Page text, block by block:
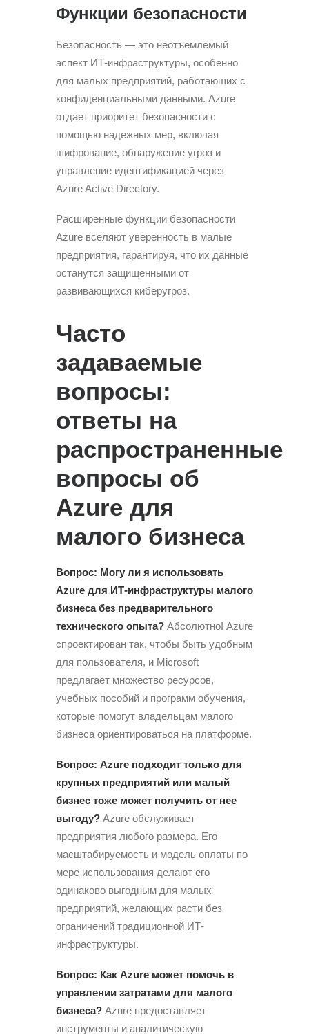
Функции безопасности
Безопасность — это неотъемлемый
аспект ИТ-инфраструктуры, особенно
для малых предприятий, работающих с
конфиденциальными данными. Azure
отдает приоритет безопасности с
помощью надежных мер, включая
шифрование, обнаружение угроз и
управление идентификацией через
Azure Active Directory.
Расширенные функции безопасности
Azure вселяют уверенность в малые
предприятия, гарантируя, что их данные
останутся защищенными от
развивающихся киберугроз.
Часто
задаваемые
вопросы:
ответы на
распространенные
вопросы об
Azure для
малого бизнеса
Вопрос: Могу ли я использовать
Azure для ИТ-инфраструктуры малого
бизнеса без предварительного
технического опыта? Абсолютно! Azure
спроектирован так, чтобы быть удобным
для пользователя, и Microsoft
предлагает множество ресурсов,
учебных пособий и программ обучения,
которые помогут владельцам малого
бизнеса ориентироваться на платформе.
Вопрос: Azure подходит только для
крупных предприятий или малый
бизнес тоже может получить от нее
выгоду? Azure обслуживает
предприятия любого размера. Его
масштабируемость и модель оплаты по
мере использования делают его
одинаково выгодным для малых
предприятий, желающих расти без
ограничений традиционной ИТ-
инфраструктуры.
Вопрос: Как Azure может помочь в
управлении затратами для малого
бизнеса? Azure предоставляет
инструменты и аналитическую